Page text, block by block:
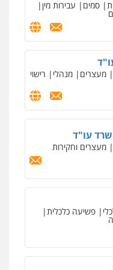
סמים עבירות מין
מעצרים מנהלי רישוי
עו"ד
מעצרים וחקירות
פשיעה כלכלית